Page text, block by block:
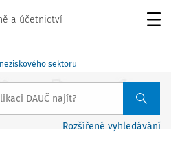
a účetnictví
sektoru
Rozšířené vyhledávání